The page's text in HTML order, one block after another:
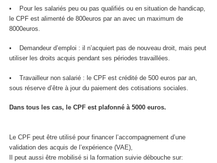
• Pour les salariés peu ou pas qualifiés ou en situation de handicap,
le CPF est alimenté de 800euros par an avec un maximum de
8000euros.
• Demandeur d’emploi : il n’acquiert pas de nouveau droit, mais peut
utiliser les droits acquis pendant ses périodes travaillées.
• Travailleur non salarié : le CPF est crédité de 500 euros par an,
sous réserve d’être à jour du paiement des cotisations sociales.
Dans tous les cas, le CPF est plafonné à 5000 euros.
Le CPF peut être utilisé pour financer l’accompagnement d’une
validation des acquis de l’expérience (VAE),
Il peut aussi être mobilisé si la formation suivie débouche sur: